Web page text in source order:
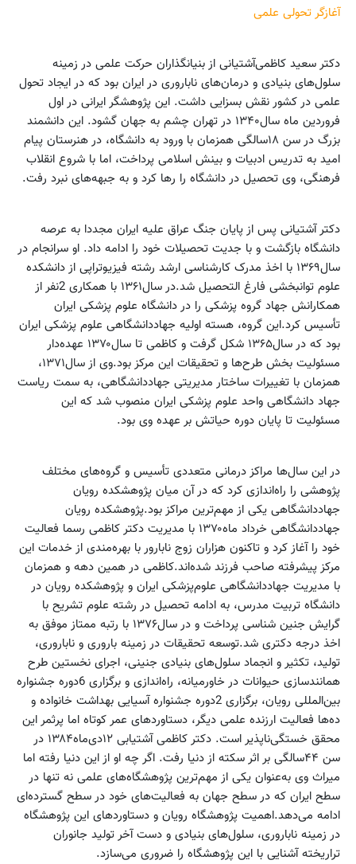
آغازگر تحولی علمی
دکتر سعید کاظمی‌آشتیانی از بنیانگذاران حرکت علمی در زمینه
سلول‌های بنیادی و درمان‌های ناباروری در ایران بود که در ایجاد تحول
علمی در کشور نقش بسزایی داشت. این پژوهشگر ایرانی در اول
فروردین ماه سال۱۳۴۰ در تهران چشم به جهان گشود. این دانشمند
بزرگ در سن ۱۸سالگی همزمان با ورود به دانشگاه، در هنرستان پیام
امید به تدریس ادبیات و بینش اسلامی پرداخت، اما با شروع انقلاب
فرهنگی، وی تحصیل در دانشگاه را رها کرد و به جبهه‌های نبرد رفت.
دکتر آشتیانی پس از پایان جنگ عراق علیه ایران مجددا به عرصه
دانشگاه بازگشت و با جدیت تحصیلات خود را ادامه داد. او سرانجام در
سال۱۳۶۹ با اخذ مدرک کارشناسی ارشد رشته فیزیوتراپی از دانشکده
علوم توانبخشی فارغ التحصیل شد.در سال۱۳۶۱ با همکاری 2نفر از
همکارانش جهاد گروه پزشکی را در دانشگاه علوم پزشکی ایران
تأسیس کرد.این گروه، هسته اولیه جهاددانشگاهی علوم پزشکی ایران
بود که در سال۱۳۶۵ شکل گرفت و کاظمی تا سال۱۳۷۰ عهده‌دار
مسئولیت بخش طرح‌ها و تحقیقات این مرکز بود.وی از سال۱۳۷۱،
همزمان با تغییرات ساختار مدیریتی جهاددانشگاهی، به سمت ریاست
جهاد دانشگاهی واحد علوم پزشکی ایران منصوب شد که این
مسئولیت تا پایان دوره حیاتش بر عهده وی بود.
در این سال‌ها مراکز درمانی متعددی تأسیس و گروه‌های مختلف
پژوهشی را راه‌اندازی کرد که در آن میان پژوهشکده رویان
جهاددانشگاهی یکی از مهم‌ترین مراکز بود.پژوهشکده رویان
جهاددانشگاهی خرداد ماه۱۳۷۰ با مدیریت دکتر کاظمی رسما فعالیت
خود را آغاز کرد و تاکنون هزاران زوج نابارور با بهره‌مندی از خدمات این
مرکز پیشرفته صاحب فرزند شده‌اند.کاظمی در همین دهه و همزمان
با مدیریت جهاددانشگاهی علوم‌پزشکی ایران و پژوهشکده رویان در
دانشگاه تربیت مدرس، به ادامه تحصیل در رشته علوم تشریح با
گرایش جنین شناسی پرداخت و در سال۱۳۷۶ با رتبه ممتاز موفق به
اخذ درجه دکتری شد.توسعه تحقیقات در زمینه باروری و ناباروری،
تولید، تکثیر و انجماد سلول‌های بنیادی جنینی، اجرای نخستین طرح
همانندسازی حیوانات در خاورمیانه، راه‌اندازی و برگزاری 6دوره جشنواره
بین‌المللی رویان، برگزاری 2دوره جشنواره آسیایی بهداشت خانواده و
ده‌ها فعالیت ارزنده علمی دیگر، دستاوردهای عمر کوتاه اما پرثمر این
محقق خستگی‌ناپذیر است. دکتر کاظمی آشتیابی ۱۲دی‌ماه۱۳۸۴ در
سن ۴۴سالگی بر اثر سکته از دنیا رفت. اگر چه او از این دنیا رفته اما
میراث وی به‌عنوان یکی از مهم‌ترین پژوهشگاه‌های علمی نه تنها در
سطح ایران که در سطح جهان به فعالیت‌های خود در سطح گسترده‌ای
ادامه می‌دهد.اهمیت پژوهشگاه رویان و دستاوردهای این پژوهشگاه
در زمینه ناباروری، سلول‌های بنیادی و دست آخر تولید جانوران
تراریخته آشنایی با این پژوهشگاه را ضروری می‌سازد.